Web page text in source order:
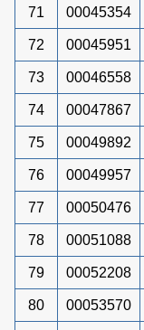
71 00045354
72 00045951
73 00046558
74 00047867
75 00049892
76 00049957
77 00050476
78 00051088
79 00052208
80 00053570